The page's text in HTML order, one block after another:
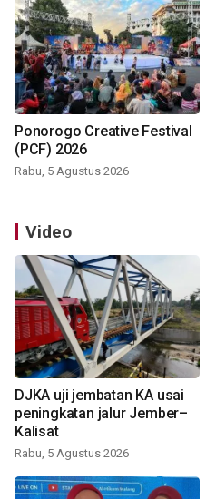
Ponorogo Creative Festival
(PCF) 2026
Rabu, 5 Agustus 2026
Video
DJKA uji jembatan KA usai
peningkatan jalur Jember–
Kalisat
Rabu, 5 Agustus 2026